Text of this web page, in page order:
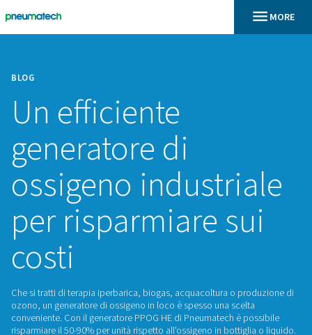
BLOG
Un efficiente
generatore di
ossigeno
per risparmiare
costi